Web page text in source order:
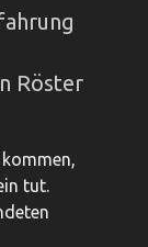
Röster
tut.